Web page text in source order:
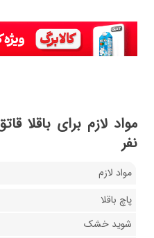
نفر
مواد لازم
پاچ باقلا
شوید خشک